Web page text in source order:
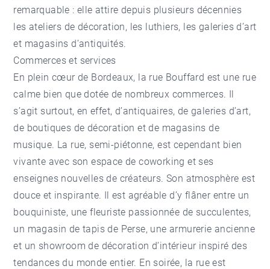
remarquable : elle attire depuis plusieurs décennies
les ateliers de décoration, les luthiers, les galeries d’art
et magasins d’antiquités.
Commerces et services
En plein cœur de Bordeaux, la rue Bouffard est une rue
calme bien que dotée de nombreux commerces. Il
s’agit surtout, en effet, d’antiquaires, de galeries d’art,
de boutiques de décoration et de magasins de
musique. La rue, semi-piétonne, est cependant bien
vivante avec son espace de coworking et ses
enseignes nouvelles de créateurs. Son atmosphère est
douce et inspirante. Il est agréable d’y flâner entre un
bouquiniste, une fleuriste passionnée de succulentes,
un magasin de tapis de Perse, une armurerie ancienne
et un showroom de décoration d’intérieur inspiré des
tendances du monde entier. En soirée, la rue est